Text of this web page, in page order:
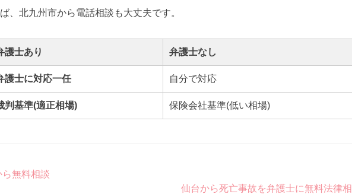
、北九州市から電話相談も大丈夫です。
護士あり 弁護士なし
護士に対応一任 自分で対応
判基準(適正相場) 保険会社基準(低い相場)
無料相談
仙台から死亡事故を弁護士に無料法律